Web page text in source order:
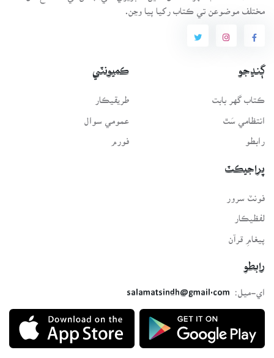
مختلف موضوعن تي ڪتاب رکيا پيا وڃن.
ڳنڍجو
ڪتاب گهر بابت
انتظامي سَٿ
رابطو
ڪميونٽي
طريقيڪار
عمومي سوال
فورم
پراجيڪٽ
لفظيڪار
پيغامِ قرآن
رابطو
اي-ميل:
salamatsindh@gmail.com